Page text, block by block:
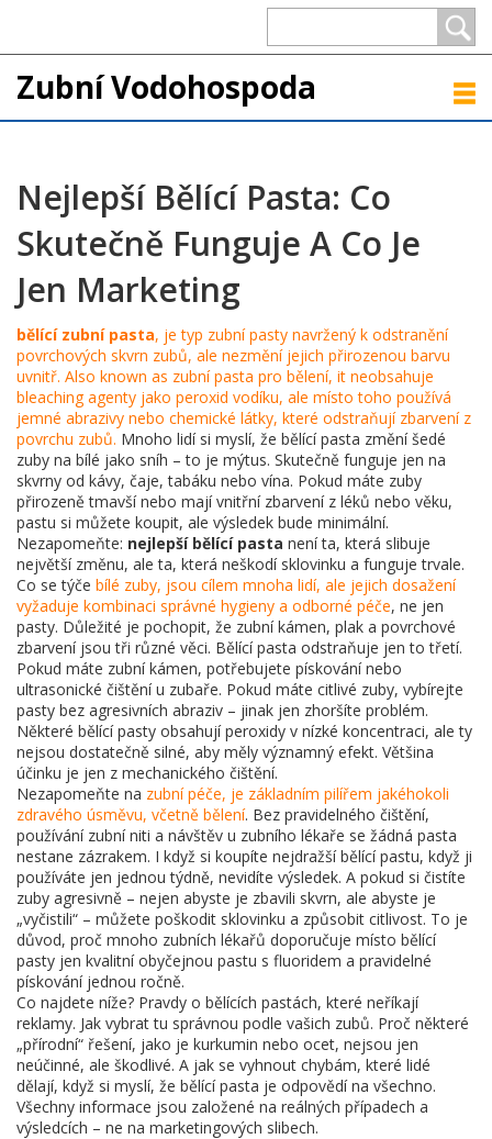
Zubní Vodohospoda
Nejlepší Bělící Pasta: Co
Skutečně Funguje A Co Je
Jen Marketing
bělící zubní pasta, je typ zubní pasty navržený k odstranění
povrchových skvrn zubů, ale nezmění jejich přirozenou barvu
uvnitř. Also known as zubní pasta pro bělení, it neobsahuje
bleaching agenty jako peroxid vodíku, ale místo toho používá
jemné abrazivy nebo chemické látky, které odstraňují zbarvení z
povrchu zubů. Mnoho lidí si myslí, že bělící pasta změní šedé
zuby na bílé jako sníh – to je mýtus. Skutečně funguje jen na
skvrny od kávy, čaje, tabáku nebo vína. Pokud máte zuby
přirozeně tmavší nebo mají vnitřní zbarvení z léků nebo věku,
pastu si můžete koupit, ale výsledek bude minimální.
Nezapomeňte: nejlepší bělící pasta není ta, která slibuje
největší změnu, ale ta, která neškodí sklovinku a funguje trvale.
Co se týče bílé zuby, jsou cílem mnoha lidí, ale jejich dosažení
vyžaduje kombinaci správné hygieny a odborné péče, ne jen
pasty. Důležité je pochopit, že zubní kámen, plak a povrchové
zbarvení jsou tři různé věci. Bělící pasta odstraňuje jen to třetí.
Pokud máte zubní kámen, potřebujete pískování nebo
ultrasonické čištění u zubaře. Pokud máte citlivé zuby, vybírejte
pasty bez agresivních abraziv – jinak jen zhoršíte problém.
Některé bělící pasty obsahují peroxidy v nízké koncentraci, ale ty
nejsou dostatečně silné, aby měly významný efekt. Většina
účinku je jen z mechanického čištění.
Nezapomeňte na zubní péče, je základním pilířem jakéhokoli
zdravého úsměvu, včetně bělení. Bez pravidelného čištění,
používání zubní niti a návštěv u zubního lékaře se žádná pasta
nestane zázrakem. I když si koupíte nejdražší bělící pastu, když ji
používáte jen jednou týdně, nevidíte výsledek. A pokud si čistíte
zuby agresivně – nejen abyste je zbavili skvrn, ale abyste je
„vyčistili“ – můžete poškodit sklovinku a způsobit citlivost. To je
důvod, proč mnoho zubních lékařů doporučuje místo bělící
pasty jen kvalitní obyčejnou pastu s fluoridem a pravidelné
pískování jednou ročně.
Co najdete níže? Pravdy o bělících pastách, které neříkají
reklamy. Jak vybrat tu správnou podle vašich zubů. Proč některé
„přírodní“ řešení, jako je kurkumin nebo ocet, nejsou jen
neúčinné, ale škodlivé. A jak se vyhnout chybám, které lidé
dělají, když si myslí, že bělící pasta je odpovědí na všechno.
Všechny informace jsou založené na reálných případech a
výsledcích – ne na marketingových slibech.